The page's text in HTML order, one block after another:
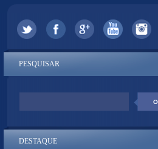
PESQUISAR
DESTAQUE